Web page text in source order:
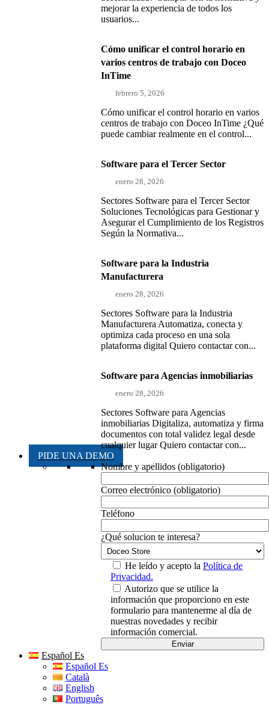
mejorar la experiencia de todos los
usuarios...
Cómo unificar el control horario en
varios centros de trabajo con Doceo
InTime
febrero 5, 2026
Cómo unificar el control horario en varios
centros de trabajo con Doceo InTime ¿Qué
puede cambiar realmente en el control...
Software para el Tercer Sector
enero 28, 2026
Sectores Software para el Tercer Sector
Soluciones Tecnológicas para Gestionar y
Asegurar el Cumplimiento de los Registros
Según la Normativa...
Software para la Industria
Manufacturera
enero 28, 2026
Sectores Software para la Industria
Manufacturera Automatiza, conecta y
optimiza cada proceso en una sola
plataforma digital Quiero contactar con...
Software para Agencias inmobiliarias
enero 28, 2026
Sectores Software para Agencias
inmobiliarias Digitaliza, automatiza y firma
documentos con total validez legal desde
cualquier lugar Quiero contactar con...
PIDE UNA DEMO
Nombre y apellidos (obligatorio)
Correo electrónico (obligatorio)
Teléfono
¿Qué solucion te interesa?
He leído y acepto la Política de
Privacidad.
Autorizo que se utilice la
información que proporciono en este
formulario para mantenerme al día de
nuestras novedades y recibir
información comercial.
Español Es
Español Es
Català
English
Português